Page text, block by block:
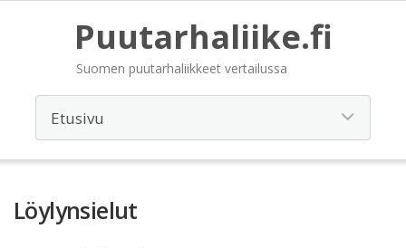
Puutarhaliike.fi
Suomen puutarhaliikkeet vertailussa
Löylynsielut